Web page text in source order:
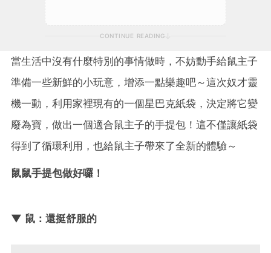
CONTINUE READING
當生活中沒有什麼特別的事情做時，不妨動手給鼠主子
準備一些新鮮的小玩意，增添一點樂趣吧～這次奴才靈
機一動，利用家裡現有的一個星巴克紙袋，決定將它變
廢為寶，做出一個適合鼠主子的手提包！這不僅讓紙袋
得到了循環利用，也給鼠主子帶來了全新的體驗～
鼠鼠手提包做好囉！
▼ 鼠：還挺舒服的